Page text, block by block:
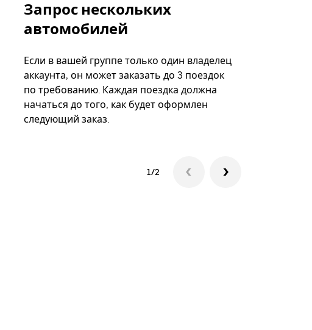
Запрос нескольких
автомобилей
Если в вашей группе только один владелец
аккаунта, он может заказать до 3 поездок
по требованию. Каждая поездка должна
начаться до того, как будет оформлен
следующий заказ.
1/2